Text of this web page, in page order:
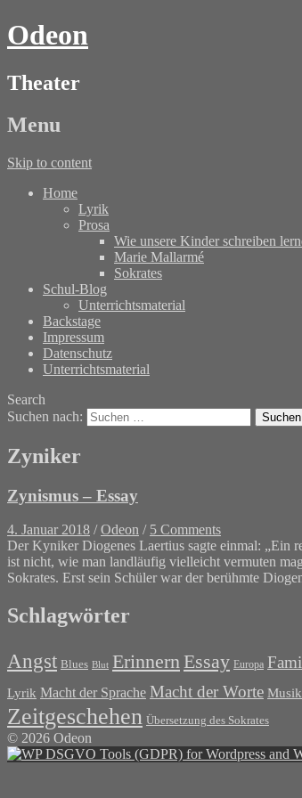
Odeon
Theater
Menu
Skip to content
Home
Lyrik
Prosa
Wie unsere Kinder schreiben
Marie Mallarmé
Sokrates
Schul-Blog
Unterrichtsmaterial
Backstage
Impressum
Datenschutz
Unterrichtsmaterial
Search
Suchen nach:
Zyniker
Zynismus – Essay
4. Januar 2018 /Odeon / 5 Comments
Der Kyniker Diogenes Laertius sagte einmal: „Ein
ist nicht, wie man landläufig vielleicht vermuten
Sokrates. Erst sein Schüler war der berühmte
Schlagwörter
Angst Blues Blut Erinnern Essay Europa
Lyrik Macht der Sprache Macht der Worte Musik
Zeitgeschehen Übersetzung des Sokrates
© 2026 Odeon